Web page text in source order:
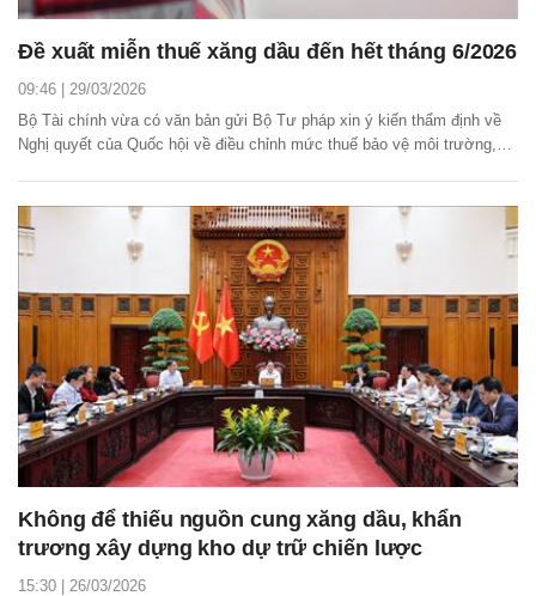
Đề xuất miễn thuế xăng dầu đến hết tháng 6/2026
09:46 | 29/03/2026
Bộ Tài chính vừa có văn bản gửi Bộ Tư pháp xin ý kiến thẩm định về
Nghị quyết của Quốc hội về điều chỉnh mức thuế bảo vệ môi trường,
Không để thiếu nguồn cung xăng dầu, khẩn
trương xây dựng kho dự trữ chiến lược
15:30 | 26/03/2026